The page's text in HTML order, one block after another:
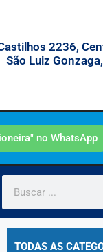
2236,
São Luiz
no WhatsApp
TODAS AS